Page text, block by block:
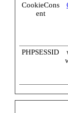
CookieCons
ent
PHPSESSID